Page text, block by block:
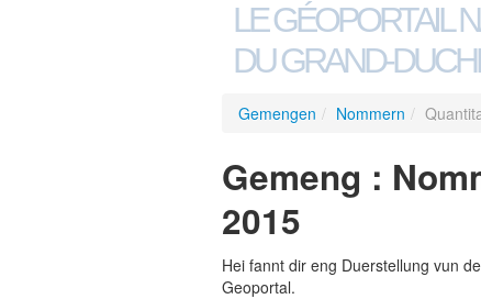
LE GÉOPORTAIL
DU GRAND-
Gemengen / Nommern /
Gemeng :
2015
Hei fannt dir eng Duerstellung vun
Geoportal.